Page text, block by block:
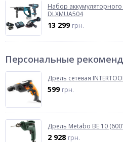
Набор
DLXMUA504
13 299 грн.
Персональные
Дрель сетевая
599 грн.
Дрель Metabo BE 10
2 928 грн.